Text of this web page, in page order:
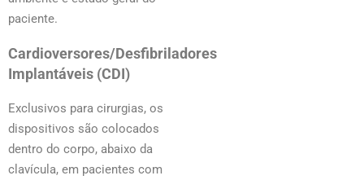
paciente.
Cardioversores/Desfibriladores
Implantáveis (CDI)
Exclusivos para cirurgias, os
dispositivos são colocados
dentro do corpo, abaixo da
clavícula, em pacientes com